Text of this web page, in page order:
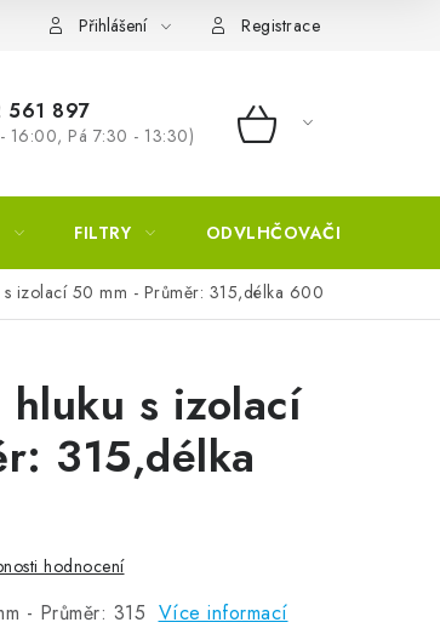
Přihlášení Registrace
897
16:00, Pá 7:30 - 13:30) NÁKUPNÍ
FILTRY ODVLHČOVAČE
s izolací 50 mm - Průměr: 315,délka 600
s izolací
315,délka
hodnocení
- Průměr: 315 Více informací